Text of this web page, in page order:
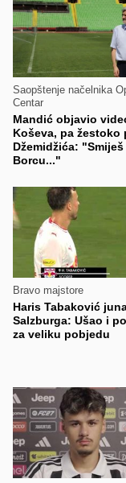
Saopštenje načelnika
Centar
Mandić objavio
Koševa, pa žestoko
Džemidžića: "Smiješ
Borcu..."
Bravo majstore
Haris Tabaković
Salzburga: Ušao i
za veliku pobjedu